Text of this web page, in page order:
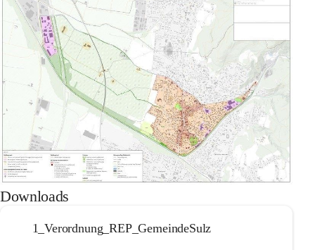
Downloads
1_Verordnung_REP_GemeindeSulz